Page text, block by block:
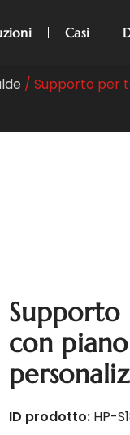
Casi
/ Supporto per
con
ID prodotto: HP-